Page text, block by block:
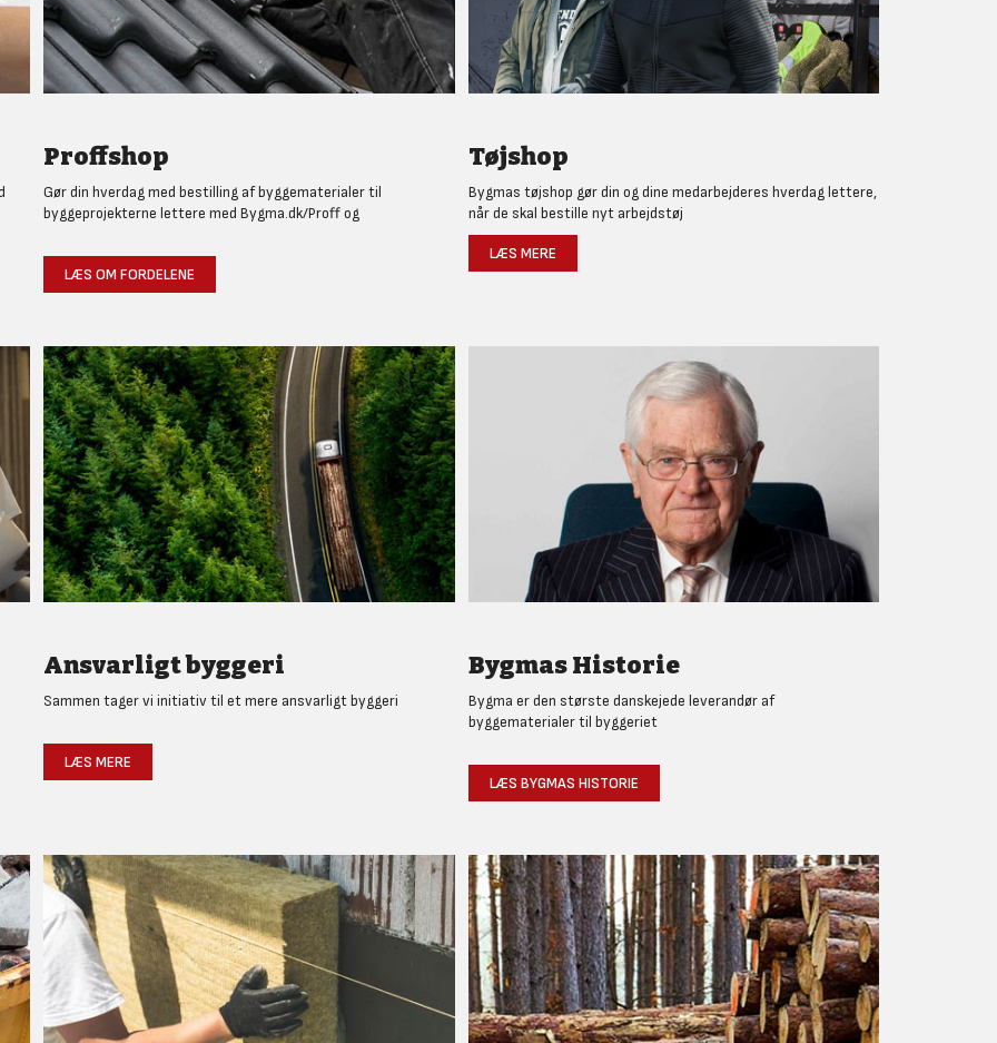
Proffshop
Gør din hverdag med bestilling af byggematerialer til
byggeprojekterne lettere med Bygma.dk/Proff og
LÆS OM FORDELENE
Tøjshop
Bygmas tøjshop gør din og dine medarbejderes hverdag lettere,
når de skal bestille nyt arbejdstøj
LÆS MERE
Ansvarligt byggeri
Sammen tager vi initiativ til et mere ansvarligt byggeri
LÆS MERE
Bygmas Historie
Bygma er den største danskejede leverandør af
byggematerialer til byggeriet
LÆS BYGMAS HISTORIE